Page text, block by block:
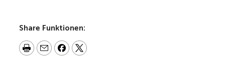
Share Funktionen: